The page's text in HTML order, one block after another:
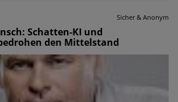
Sicher & Anonym
Schatten-KI und
den Mittelstand